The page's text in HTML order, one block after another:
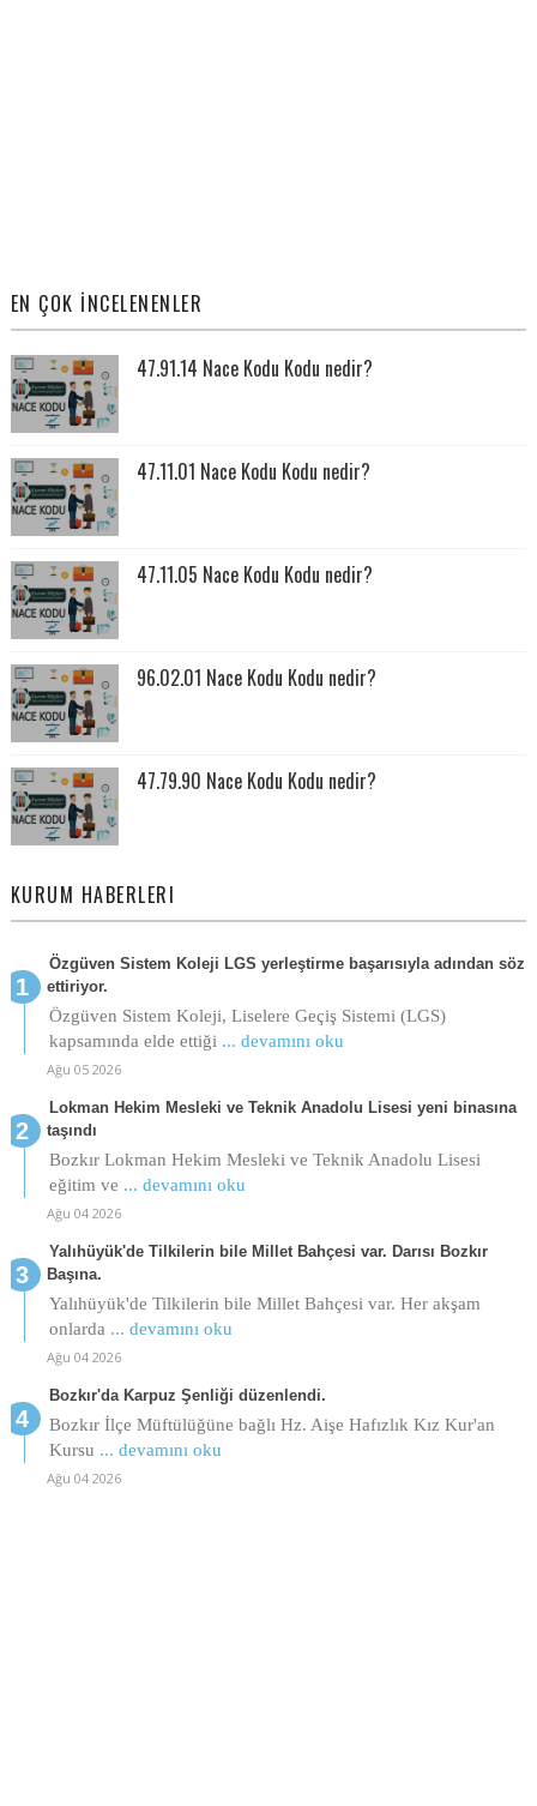
EN ÇOK İNCELENENLER
47.91.14 Nace Kodu Kodu nedir?
47.11.01 Nace Kodu Kodu nedir?
47.11.05 Nace Kodu Kodu nedir?
96.02.01 Nace Kodu Kodu nedir?
47.79.90 Nace Kodu Kodu nedir?
KURUM HABERLERI
Özgüven Sistem Koleji LGS yerleştirme başarısıyla adından söz
ettiriyor.
Özgüven Sistem Koleji, Liselere Geçiş Sistemi (LGS)
kapsamında elde ettiği ... devamını oku
Ağu 05 2026
Lokman Hekim Mesleki ve Teknik Anadolu Lisesi yeni binasına
taşındı
Bozkır Lokman Hekim Mesleki ve Teknik Anadolu Lisesi
eğitim ve ... devamını oku
Ağu 04 2026
Yalıhüyük'de Tilkilerin bile Millet Bahçesi var. Darısı Bozkır
Başına.
Yalıhüyük'de Tilkilerin bile Millet Bahçesi var. Her akşam
onlarda ... devamını oku
Ağu 04 2026
Bozkır'da Karpuz Şenliği düzenlendi.
Bozkır İlçe Müftülüğüne bağlı Hz. Aişe Hafızlık Kız Kur'an
Kursu ... devamını oku
Ağu 04 2026